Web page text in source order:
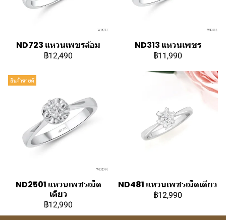
ND723 แหวนเพชรล้อม
฿12,490
ND313 แหวนเพชร
฿11,990
สินค้าขายดี
ND2501 แหวนเพชรเม็ด
เดียว
฿12,990
ND481 แหวนเพชรเม็ดเดียว
฿12,990